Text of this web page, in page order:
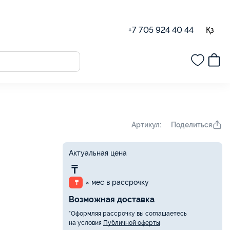
+7 705 924 40 44 Қз
Артикул: Поделиться
Актуальная цена
₸
₸ × мес в рассрочку
Возможная доставка
*Оформляя рассрочку вы соглашаетесь
на условия Публичной оферты